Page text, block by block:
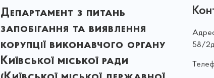
Департамент з питань
запобігання та виявлення
корупції виконавчого органу
Київської міської ради
58/2д